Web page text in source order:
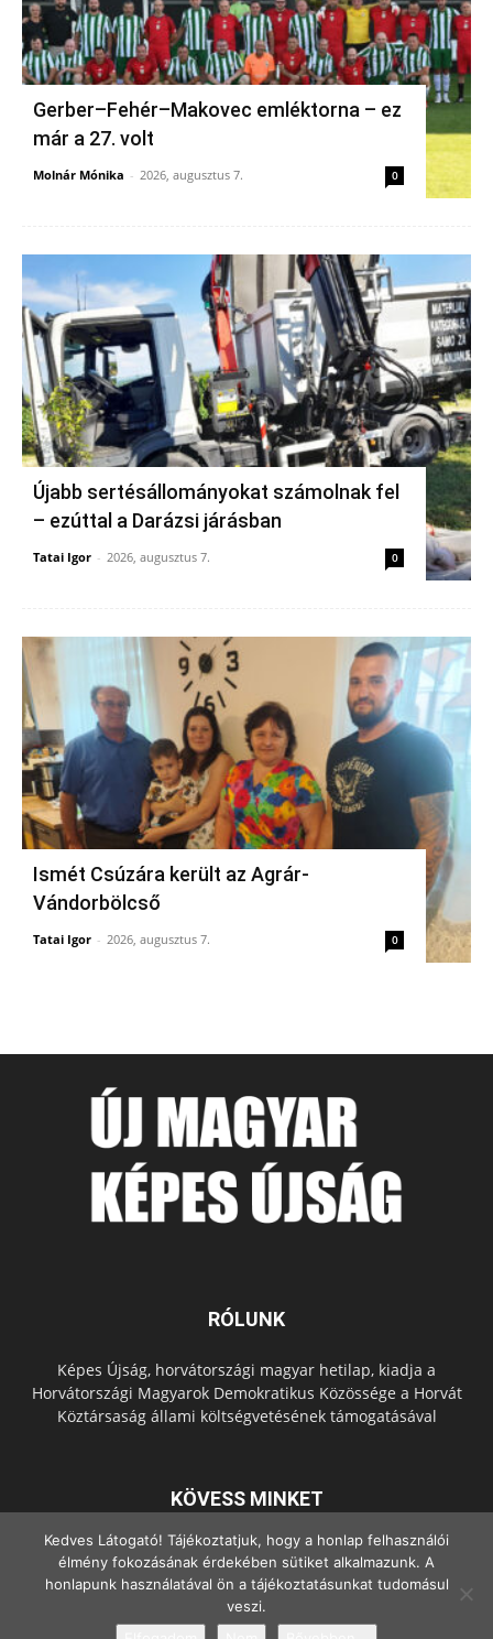
Gerber–Fehér–Makovec emléktorna – ez
már a 27. volt
Molnár Mónika - 2026, augusztus 7. 0
Újabb sertésállományokat számolnak fel
– ezúttal a Darázsi járásban
Tatai Igor - 2026, augusztus 7. 0
Ismét Csúzára került az Agrár-
Vándorbölcső
Tatai Igor - 2026, augusztus 7. 0
RÓLUNK
Képes Újság, horvátországi magyar hetilap, kiadja a
Horvátországi Magyarok Demokratikus Közössége a Horvát
Köztársaság állami költségvetésének támogatásával
KÖVESS MINKET
Kedves Látogató! Tájékoztatjuk, hogy a honlap felhasználói
élmény fokozásának érdekében sütiket alkalmazunk. A
honlapunk használatával ön a tájékoztatásunkat tudomásul
veszi.